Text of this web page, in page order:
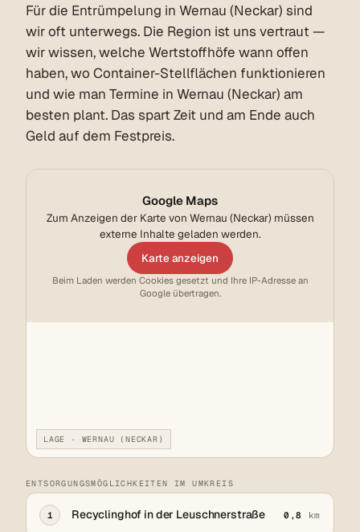
Für die Entrümpelung in Wernau (Neckar) sind
wir oft unterwegs. Die Region ist uns vertraut —
wir wissen, welche Wertstoffhöfe wann offen
haben, wo Container-Stellflächen funktionieren
und wie man Termine in Wernau (Neckar) am
besten plant. Das spart Zeit und am Ende auch
Geld auf dem Festpreis.
Google Maps
Zum Anzeigen der Karte von Wernau (Neckar) müssen
externe Inhalte geladen werden.
Karte anzeigen
Beim Laden werden Cookies gesetzt und Ihre IP-Adresse an
Google übertragen.
LAGE · WERNAU (NECKAR)
ENTSORGUNGSMÖGLICHKEITEN IM UMKREIS
1 Recyclinghof in der Leuschnerstraße 0,8 km